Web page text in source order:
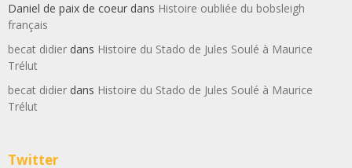
Daniel de paix de coeur dans Histoire oubliée du bobsleigh
français
becat didier dans Histoire du Stado de Jules Soulé à Maurice
Trélut
becat didier dans Histoire du Stado de Jules Soulé à Maurice
Trélut
Twitter